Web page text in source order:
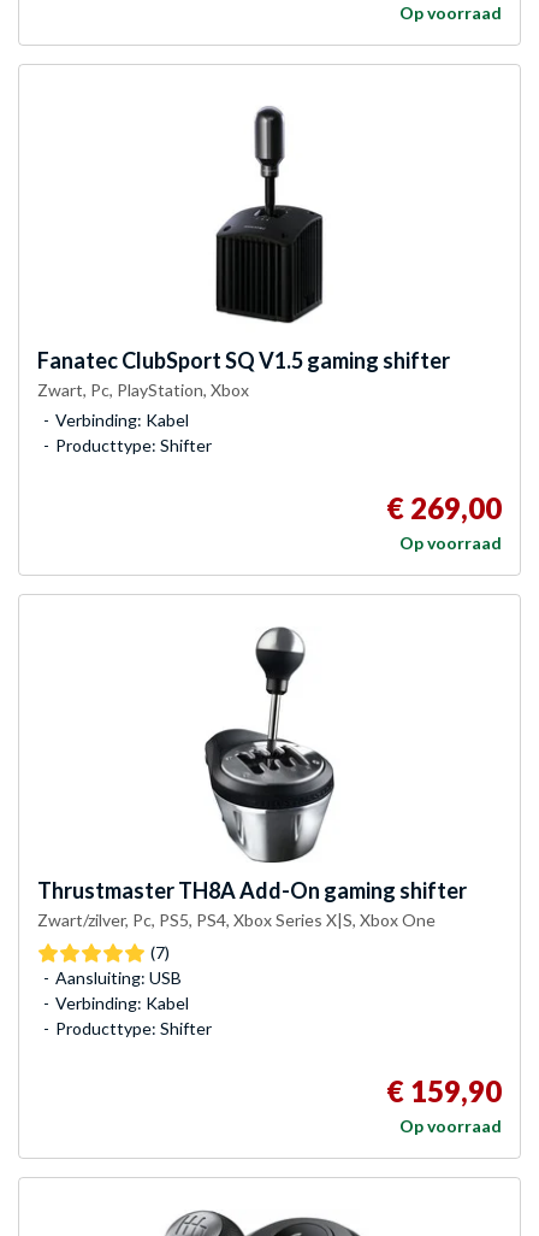
Op voorraad
FanatecClubSport SQ V1.5 gaming shifter
Zwart, Pc, PlayStation, Xbox
Verbinding: Kabel
Producttype: Shifter
€ 269,00
Op voorraad
ThrustmasterTH8A Add-On gaming shifter
Zwart/zilver, Pc, PS5, PS4, Xbox Series X|S, Xbox One
(7)
Aansluiting: USB
Verbinding: Kabel
Producttype: Shifter
€ 159,90
Op voorraad